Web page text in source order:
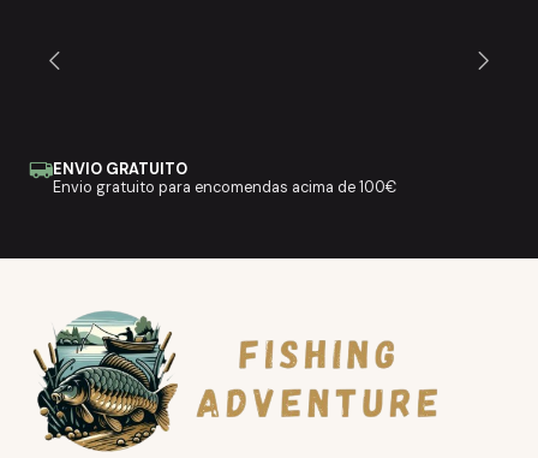
ENVIO GRATUITO
Envio gratuito para encomendas acima de 100€